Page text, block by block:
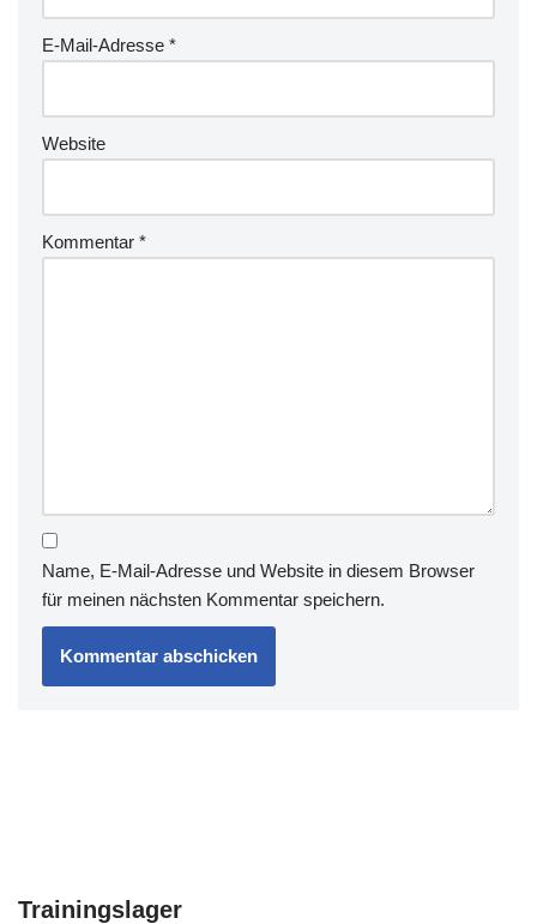
E-Mail-Adresse *
Website
Kommentar *
Name, E-Mail-Adresse und Website in diesem Browser
für meinen nächsten Kommentar speichern.
Trainingslager